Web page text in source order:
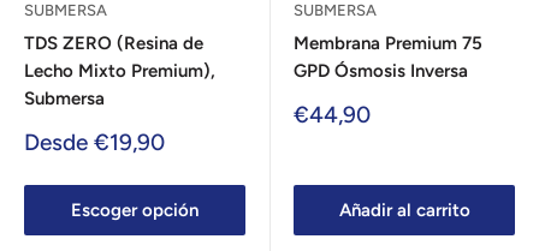
SUBMERSA
TDS ZERO (Resina de
Lecho Mixto Premium),
Submersa
Precio
venta
Desde €19,90
Escoger opción
SUBMERSA
Membrana Premium 75
GPD Ósmosis Inversa
Precio
€44,90
Añadir al carrito